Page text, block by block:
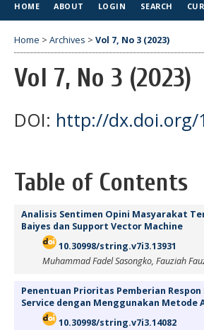
HOME ABOUT LOGIN SEARCH
Home > Archives > Vol 7, No 3 (2023)
Vol 7, No 3 (2023)
DOI: http://dx.doi.org/
Table of Contents
Analisis Sentimen Opini Masyarakat
Baiyes dan Support Vector Machine
10.30998/string.v7i3.13931
Muhammad Fadel Sasongko, Fauziah
Penentuan Prioritas Pemberian
Service dengan Menggunakan Metode
10.30998/string.v7i3.14082